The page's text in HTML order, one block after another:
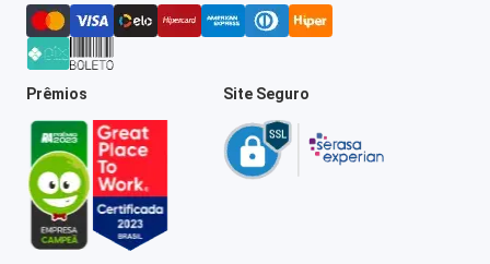
Prêmios Site Seguro